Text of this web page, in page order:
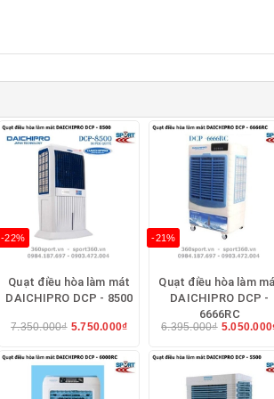
-22%
Quạt điều hòa làm mát
DAICHIPRO DCP - 8500
7.350.000₫ 5.750.000₫
-21%
Quạt điều hòa làm
DAICHIPRO DCP -
6666RC
6.395.000₫